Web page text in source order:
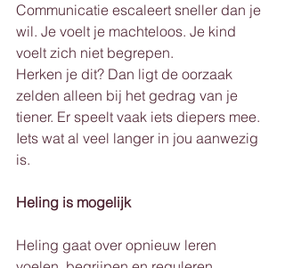
Communicatie escaleert sneller dan je
wil. Je voelt je machteloos. Je kind
voelt zich niet begrepen.
Herken je dit? Dan ligt de oorzaak
zelden alleen bij het gedrag van je
tiener. Er speelt vaak iets diepers mee.
Iets wat al veel langer in jou aanwezig
is.
Heling is mogelijk
Heling gaat over opnieuw leren